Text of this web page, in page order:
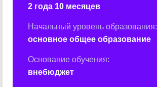
2 года 10 месяцев
Начальный уровень образования:
основное общее образование
Основание обучения:
внебюджет